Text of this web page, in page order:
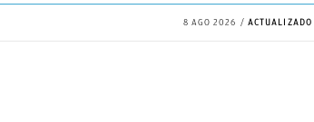
8 AGO 2026 ACTUALIZADO